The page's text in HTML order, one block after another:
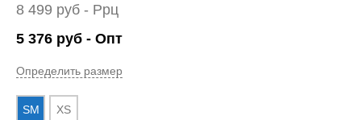
8 499 руб - Ррц
5 376 руб - Опт
Определить размер
SM XS